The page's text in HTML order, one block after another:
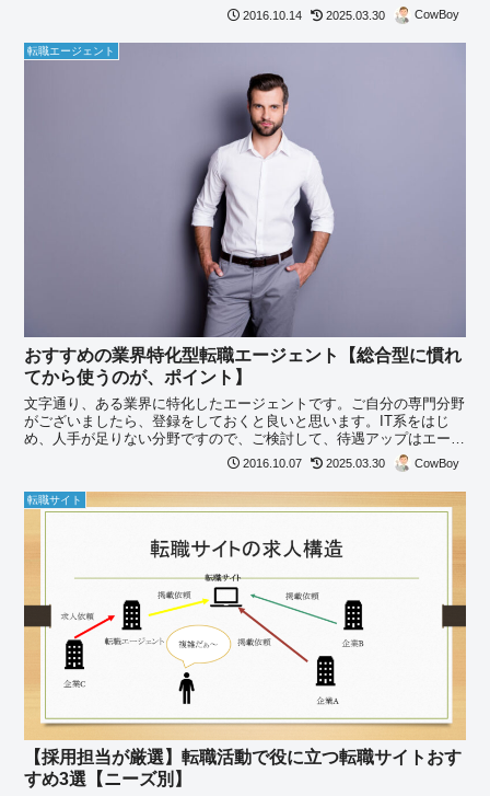
2016.10.14 2025.03.30 CowBoy
転職エージェント
おすすめの業界特化型転職エージェント【総合型に慣れ
てから使うのが、ポイント】
文字通り、ある業界に特化したエージェントです。ご自分の専門分野
がございましたら、登録をしておくと良いと思います。IT系をはじ
め、人手が足りない分野ですので、ご検討して、待遇アップはエージ
2016.10.07 2025.03.30 CowBoy
転職サイト
【採用担当が厳選】転職活動で役に立つ転職サイトおす
すめ3選【ニーズ別】